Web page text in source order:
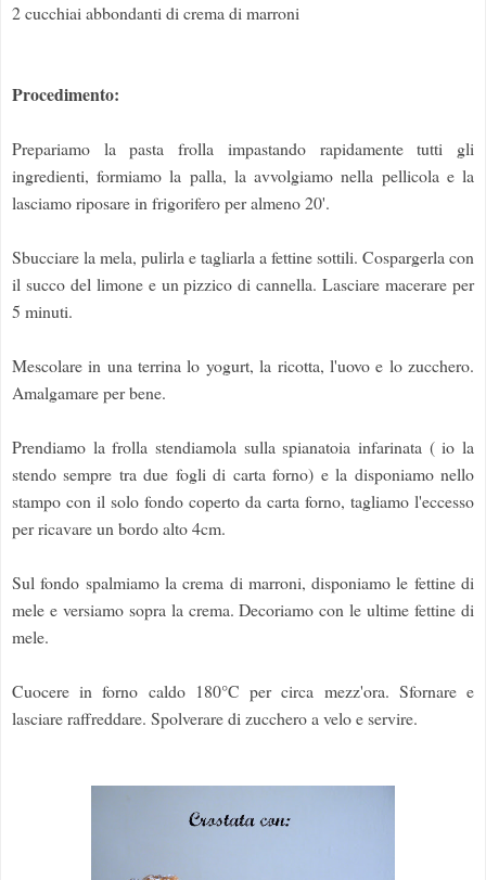
2 cucchiai abbondanti di crema di marroni
Procedimento:
Prepariamo la pasta frolla impastando rapidamente tutti gli
ingredienti, formiamo la palla, la avvolgiamo nella pellicola e la
lasciamo riposare in frigorifero per almeno 20'.
Sbucciare la mela, pulirla e tagliarla a fettine sottili. Cospargerla con
il succo del limone e un pizzico di cannella. Lasciare macerare per
5 minuti.
Mescolare in una terrina lo yogurt, la ricotta, l'uovo e lo zucchero.
Amalgamare per bene.
Prendiamo la frolla stendiamola sulla spianatoia infarinata ( io la
stendo sempre tra due fogli di carta forno) e la disponiamo nello
stampo con il solo fondo coperto da carta forno, tagliamo l'eccesso
per ricavare un bordo alto 4cm.
Sul fondo spalmiamo la crema di marroni, disponiamo le fettine di
mele e versiamo sopra la crema. Decoriamo con le ultime fettine di
mele.
Cuocere in forno caldo 180°C per circa mezz'ora. Sfornare e
lasciare raffreddare. Spolverare di zucchero a velo e servire.